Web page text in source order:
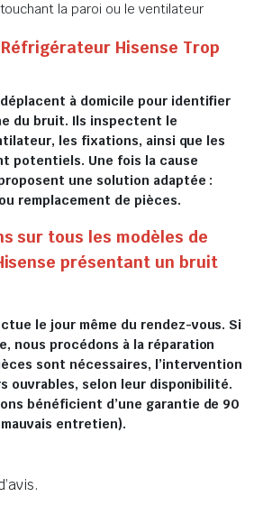
la paroi ou le ventilateur
Hisense Trop
à domicile pour identifier
du bruit. Ils inspectent le
les fixations, ainsi que les
potentiels. Une fois la cause
une solution adaptée :
remplacement de pièces.
sur tous les modèles de
présentant un bruit
le jour même du rendez-vous. Si
nous procédons à la réparation
sont nécessaires, l’intervention
ouvrables, selon leur disponibilité.
bénéficient d’une garantie de 90
entretien).